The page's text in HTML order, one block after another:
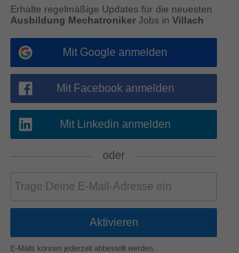
Erhalte regelmäßige Updates für die neuesten
Ausbildung Mechatroniker Jobs in Villach
Mit Google anmelden
Mit Facebook anmelden
Mit Linkedin anmelden
oder
E-Mails können jederzeit abbestellt werden.